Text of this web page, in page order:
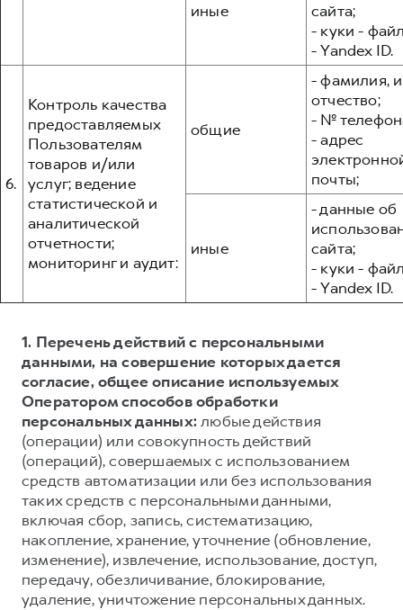
иные
сайта;
- куки -
- Yandex ID.
6.
Контроль качества
предоставляемых
Пользователям
товаров и/или
услуг; ведение
статистической и
аналитической
отчетности;
мониторинг и аудит:
общие
- фамилия,
отчество;
- №
- адрес
почты;
иные
- данные об
сайта;
- куки -
- Yandex ID.
1. Перечень действий с персональными
данными, на совершение которых дается
согласие, общее описание используемых
Оператором способов обработки
персональных данных:любые действия
(операции) или совокупность действий
(операций), совершаемых с использованием
средств автоматизации или без использования
таких средств с персональными данными,
включая сбор, запись, систематизацию,
накопление, хранение, уточнение (обновление,
изменение), извлечение, использование, доступ,
передачу, обезличивание, блокирование,
удаление, уничтожение персональных данных.